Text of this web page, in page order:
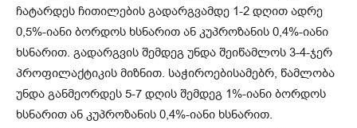
ჩატარდეს ჩითილების გადარ­გვამდე 1-2 დღით ადრე
0,5%-იანი ბორდოს ხსნარით ან კუპროზანის 0,4%-იანი
ხსნარით. გადარგვის შემდეგ უნდა შეიწამლოს 3-4-ჯერ
პროფილაქტიკის მიზნით. საჭიროებისამებრ, წამლობა
უნდა განმეორდეს 5-7 დღის შემდეგ 1%-იანი ბორდოს
ხსნარით ან კუპროზანის 0,4%-იანი ხსნარით.